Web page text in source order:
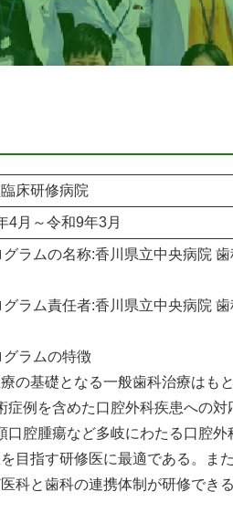
床研修病院
4月～令和9年3月
グラムの名称:香川県立中央病院
グラム責任者:香川県立中央病院
グラムの特徴
の基礎となる一般歯科治療はも
症例を含めた口腔外科疾患への
口腔腫瘍など多岐にわたる口腔
目指す研修医に最適である。ま
科と歯科の連携体制が研修でき